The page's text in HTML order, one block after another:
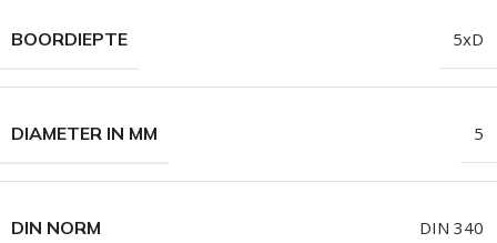
BOORDIEPTE 5xD
DIAMETER IN MM 5
DIN NORM DIN 340